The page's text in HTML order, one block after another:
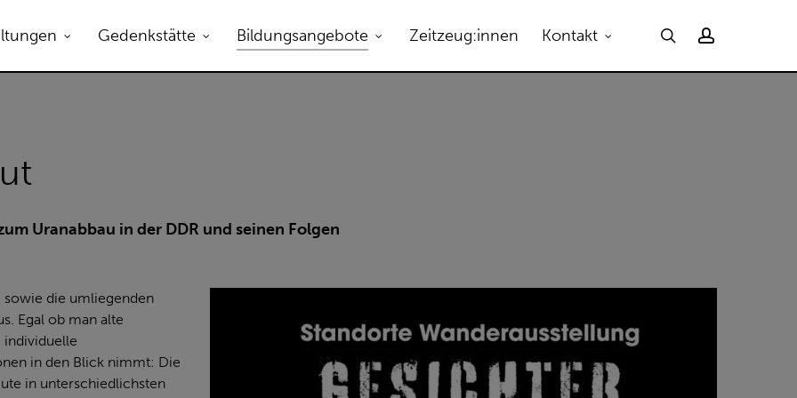
Gedenkstätte Bildungsangebote Zeitzeug:innen Kontakt searchaccount
Uranabbau in der DDR und seinen Folgen
sowie die umliegenden
Egal ob man alte
individuelle
in den Blick nimmt: Die
in unterschiedlichsten